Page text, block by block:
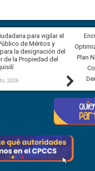
para vigilar el
de Méritos y
la designación del
de la Propiedad del
2026
Plan